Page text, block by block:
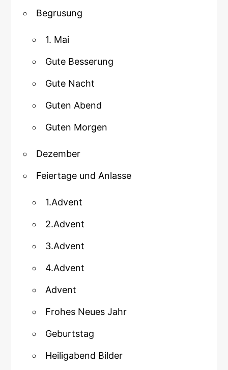
Begrusung
1. Mai
Gute Besserung
Gute Nacht
Guten Abend
Guten Morgen
Dezember
Feiertage und Anlasse
1.Advent
2.Advent
3.Advent
4.Advent
Advent
Frohes Neues Jahr
Geburtstag
Heiligabend Bilder